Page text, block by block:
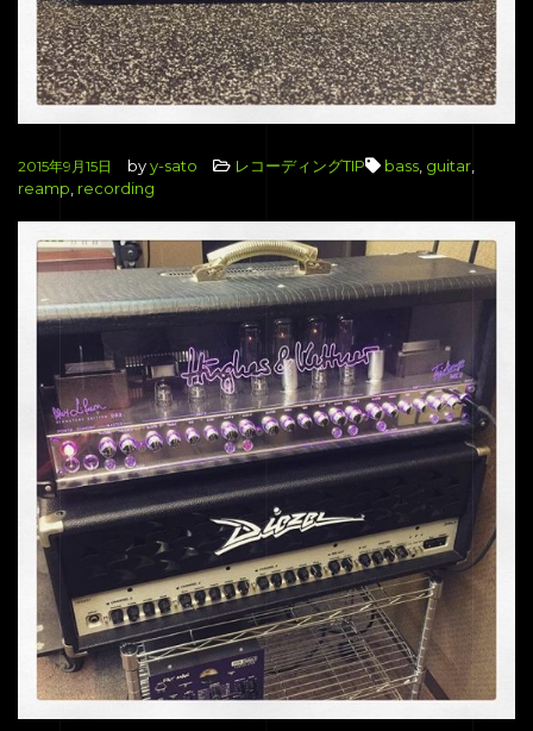
2015年9月15日 byy-sato レコーディングTIP bass, guitar,
reamp, recording